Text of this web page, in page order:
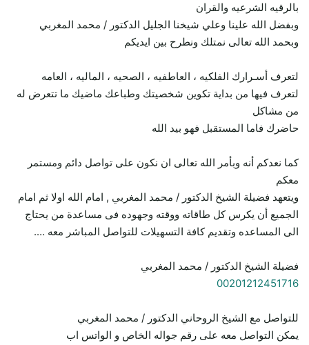
بالرقيه الشرعيه والقران
وبفضل الله علينا وعلي شيخنا الجليل الدكتور / محمد المغربي
وبحمد الله تعالى نمتلك ونطرح بين ايديكم
لتعرف أسـرارك الفلكيه ، العاطفيه ، الصحيه ، الماليه ، العامه
لتعرف فيها من بداية تكوين شخصيتك وطباعك ماضيك ما تتعرض له
من مشاكل
حاضرك فاما المستقبل فهو بيد الله
كما نعدكم أنه وبأمر الله تعالى ان نكون على تواصل دائم ومستمر
معكم
ويتعهد فضيلة الشيخ الدكتور / محمد المغربي , امام الله اولا ثم امام
الجميع أن يكرس كل طاقاته ووقته وجهوده فى مساعدة من يحتاج
الى المساعده وتقديم كافة التسهيلات للتواصل المباشر معه ….
فضيلة الشيخ الدكتور / محمد المغربي
00201212451716
للتواصل مع الشيخ الروحاني الدكتور / محمد المغربي
يمكن التواصل معه على رقم جواله الخاص و الواتس اب